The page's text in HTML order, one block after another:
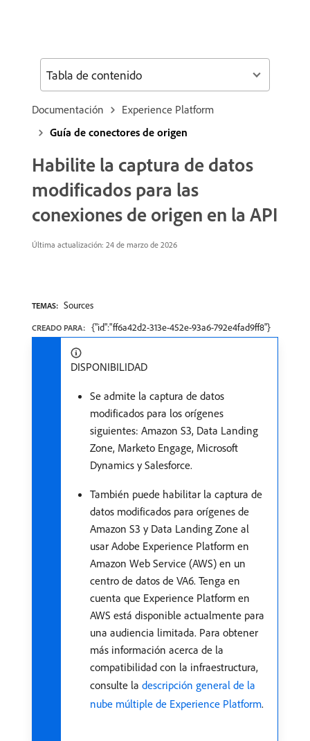
Documentación
Experience Platform
Guía de conectores de origen
Habilite la captura de datos
modificados para las
conexiones de origen en la API
Última actualización: 24 de marzo de 2026
TEMAS: Sources
CREADO PARA: {"id":"ff6a42d2-313e-452e-93a6-792e4fad9ff8"}
DISPONIBILIDAD
Se admite la captura de datos
modificados para los orígenes
siguientes: Amazon S3, Data Landing
Zone, Marketo Engage, Microsoft
Dynamics y Salesforce.
También puede habilitar la captura de
datos modificados para orígenes de
Amazon S3 y Data Landing Zone al
usar Adobe Experience Platform en
Amazon Web Service (AWS) en un
centro de datos de VA6. Tenga en
cuenta que Experience Platform en
AWS está disponible actualmente para
una audiencia limitada. Para obtener
más información acerca de la
compatibilidad con la infraestructura,
consulte la descripción general de la
nube múltiple de Experience Platform.
Tabla de contenido